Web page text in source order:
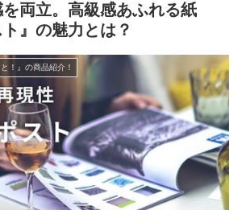
両立。高級感あふれる紙
ト』の魅力とは？
！』の商品紹介！